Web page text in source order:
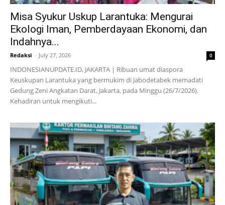
Misa Syukur Uskup Larantuka: Mengurai
Ekologi Iman, Pemberdayaan Ekonomi, dan
Indahnya...
Redaksi - July 27, 2026 0
INDONESIANUPDATE.ID, JAKARTA | Ribuan umat diaspora
Keuskupan Larantuka yang bermukim di Jabodetabek memadati
Gedung Zeni Angkatan Darat, Jakarta, pada Minggu (26/7/2026).
Kehadiran untuk mengikuti...